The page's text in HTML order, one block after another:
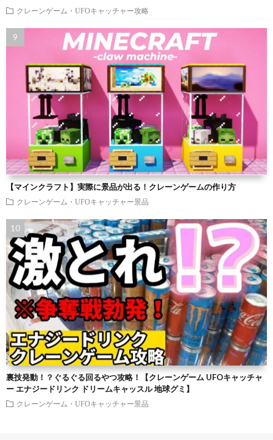
クレーンゲーム・UFOキャッチャー攻略
【マインクラフト】実際に景品が出る！クレーンゲームの作り方
クレーンゲーム・UFOキャッチャー景品
裏技発動！？ぐるぐる回るやつ攻略！【クレーンゲーム UFOキャッチャ
ー エナジードリンク ドリームキャッスル 地球グミ】
クレーンゲーム・UFOキャッチャー景品